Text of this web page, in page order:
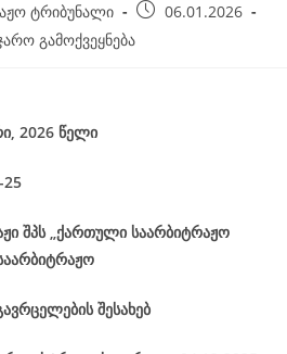
ტრიბუნალი
Post06.01.2026
გამოქვეყნება
წელი
25
შპს „ქართული საარბიტრაჟო
შესახებ